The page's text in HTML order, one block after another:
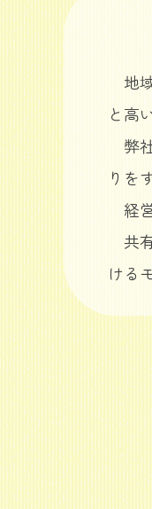
地
と高
弊
りを
経
共
ける